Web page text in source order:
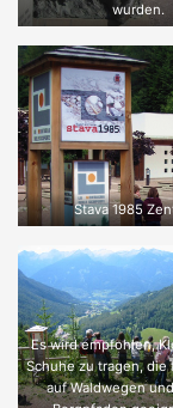
wurden.
Stava 1985
Es wird empfohlen,
Schuhe zu tragen, die
auf Waldwegen